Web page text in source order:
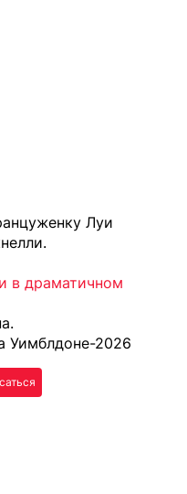
Луи
в драматичном
Уимблдоне-2026